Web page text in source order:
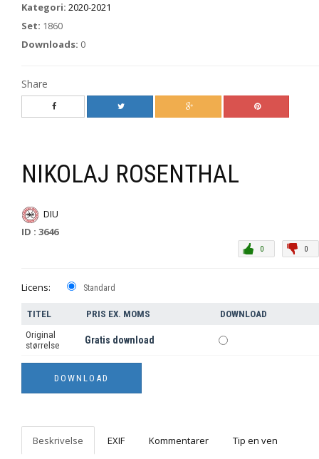
Kategori: 2020-2021
Set: 1860
Downloads: 0
Share
NIKOLAJ ROSENTHAL
DIU
ID : 3646
0
0
Licens: Standard
TITEL PRIS EX. MOMS
DOWNLOAD
Original
størrelse
Gratis download
Beskrivelse EXIF Kommentarer Tip en ven